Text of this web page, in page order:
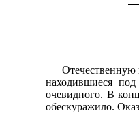
Отечественную
находившиеся
очевидного. В
обескуражило.